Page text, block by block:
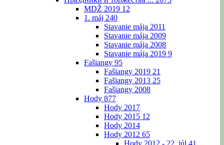
MDŽ 2019 12
1. máj 240
Stavanie mája 2011
Stavanie mája 2009
Stavanie mája 2008
Stavanie mája 2019 9
Fašiangy 95
Fašiangy 2019 21
Fašiangy 2013 25
Fašiangy 2008
Hody 877
Hody 2017
Hody 2015 12
Hody 2014
Hody 2012 65
Hody 2012 - 22. júl 41